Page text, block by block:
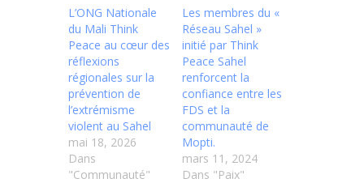
L’ONG Nationale
du Mali Think
Peace au cœur des
réflexions
régionales sur la
prévention de
l’extrémisme
violent au Sahel
mai 18, 2026
Dans
"Communauté"
Les membres du «
Réseau Sahel »
initié par Think
Peace Sahel
renforcent la
confiance entre les
FDS et la
communauté de
Mopti.
mars 11, 2024
Dans "Paix"